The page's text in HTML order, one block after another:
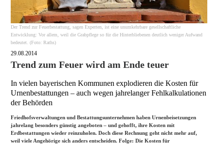
Der Trend zur Feuerbestattung, sagen Experten, ist eine unumkehrbare gesellschaftliche
Entwicklung: Vor allem, weil die Grabpflege so für die Hinterbliebenen deutlich weniger Aufwand
bedeutet. (Foto: Raths)
29.08.2014
Trend zum Feuer wird am Ende teuer
In vielen bayerischen Kommunen explodieren die Kosten für
Urnenbestattungen – auch wegen jahrelanger Fehlkalkulationen
der Behörden
Friedhofsverwaltungen und Bestattungsunternehmen haben Urnenbeisetzungen
jahrelang besonders günstig angeboten – und gehofft, ihre Kosten mit
Erdbestattungen wieder reinzuholen. Doch diese Rechnung geht nicht mehr auf,
weil viele Angehörige sich anders entscheiden. Folge: Die Kosten für